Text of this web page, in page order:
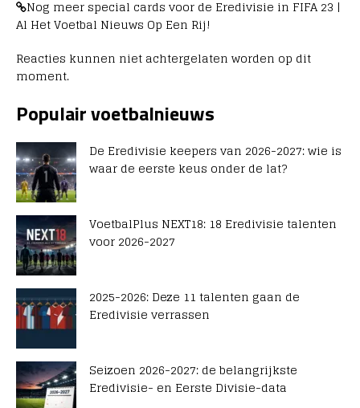
Nog meer special cards voor de Eredivisie in FIFA 23 |
Al Het Voetbal Nieuws Op Een Rij!
Reacties kunnen niet achtergelaten worden op dit
moment.
Populair voetbalnieuws
De Eredivisie keepers van 2026-2027: wie is
waar de eerste keus onder de lat?
VoetbalPlus NEXT18: 18 Eredivisie talenten
voor 2026-2027
2025-2026: Deze 11 talenten gaan de
Eredivisie verrassen
Seizoen 2026-2027: de belangrijkste
Eredivisie- en Eerste Divisie-data